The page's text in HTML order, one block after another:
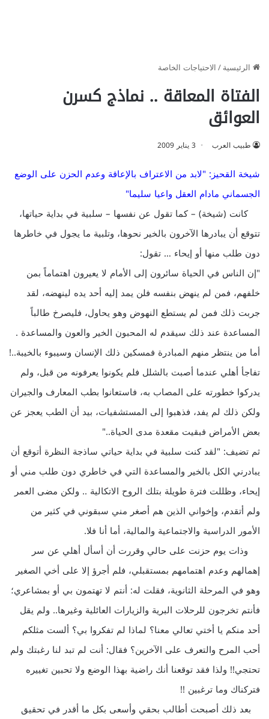
الرئيسية/الاحتياجات الخاصة
الفتاة المعاقة .. نماذج كسرن
العوائق
طبيب العرب 3 يناير 2009
شيخة القحيز: "لابد من الاعتراف بالإعاقة وعدم الحزن على الوضع
الجسماني مادام العقل واعيا سليما"
كانت (شيخة) – كما تقول عن نفسها – سلبية في بداية حياتها،
تتوقع أن يبادرها الآخرون بالخير نحوها، وتلبية ما يجول في خاطرها
دون طلب منها أو إيحاء … تقول:
"إن الناس في الحياة سائرون إلى الأمام لا يعيرون اهتماماً بمن
خلفهم، فمن لم ينهض بنفسه فلن يمد إليه أحد يده لينهضه، لقد
جربت ذلك فمن لم يستطع النهوض وهو يحاول، فليصرخ طالباً
المساعدة عند ذلك سيقدم له المحبون الخير والعون والمساعدة .
أما من ينتظر منهم المبادرة فمسكين ذلك الإنسان وسيبوء بالخيبة..!
تفاجأ أهلي عندما أصبت بالشلل فلم يكونوا يعرفونه من قبل، ولم
يدركوا خطورته على المصاب به، فاستعانوا بطب المعارف والجيران
ولكن ذلك لم يفد، فذهبوا إلى المستشفيات، بيد أن الطب يعجز عن
بعض الأمراض فبقيت مقعدة مدى الحياة.."
ثم تضيف: "لقد كنت سلبية في بداية حياتي ساذجة النظرة أتوقع أن
يبادرني الكل بالخير والمساعدة التي في خاطري دون طلب مني أو
إيحاء، وظللت فترة طويلة بتلك الروح الاتكالية .. ولكن مضى العمر
ولم أتقدم، وإخواني الذين هم أصغر مني سبقوني في كثير من
الأمور الدراسية والاجتماعية والمالية، أما أنا فلا.
وذات يوم حزنت على حالي وقررت أن أسأل أهلي عن سر
إهمالهم وعدم اهتمامهم بمستقبلي، فلم أجرؤ إلا على أخي الصغير
وهو في المرحلة الثانوية، فقلت له: أنتم لا تهتمون بي أو بمشاعري؛
فأنتم تخرجون للرحلات البرية والزيارات العائلية وغيرها.. ولم يقل
أحد منكم يا أختي تعالي معنا؟ لماذا لم تفكروا بي؟ ألست مثلكم
أحب المرح والتعرف على الآخرين؟ فقال: أنت لم تبد لنا رغبتك ولم
تحتجي!! ولذا فقد توقعنا أنك راضية بهذا الوضع ولا تحبين تغييره
فتركناك وما ترغبين !!
بعد ذلك أصبحت أطالب بحقي وأسعى بكل ما أقدر في تحقيق